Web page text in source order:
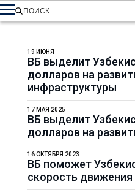
ПОИСК
ВБ выделит
долларов на
инфраструктуры
19 ИЮНЯ
ВБ выделит
долларов на
17 МАЯ 2025
ВБ поможет
скорость
16 ОКТЯБРЯ 2023